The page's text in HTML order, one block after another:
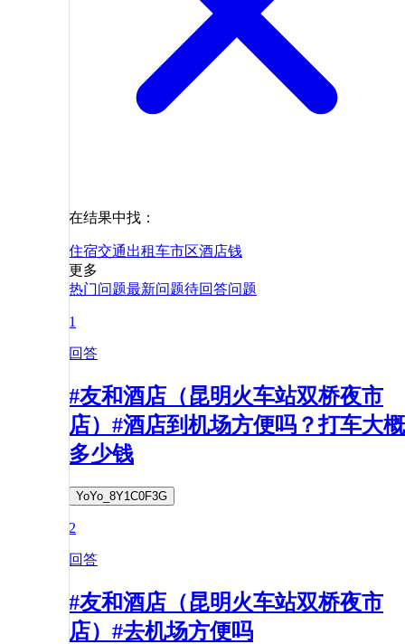
在结果中找：
住宿交通出租车市区酒店钱
更多
热门问题最新问题待回答问题
1
回答
#友和酒店（昆明火车站双桥夜市
店）#酒店到机场方便吗？打车大概
多少钱
YoYo_8Y1C0F3G
2
回答
#友和酒店（昆明火车站双桥夜市
店）#去机场方便吗